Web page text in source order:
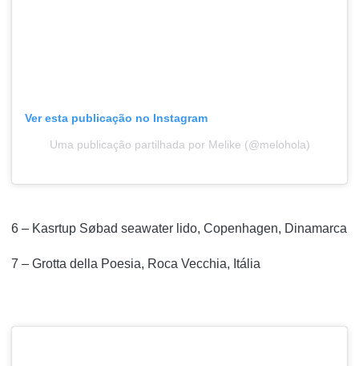
Ver esta publicação no Instagram
Uma publicação partilhada por Melike (@melohola)
6 – Kasrtup Søbad seawater lido, Copenhagen, Dinamarca
7 – Grotta della Poesia, Roca Vecchia, Itália